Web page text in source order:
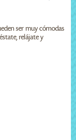
ser muy cómodas
relájate y